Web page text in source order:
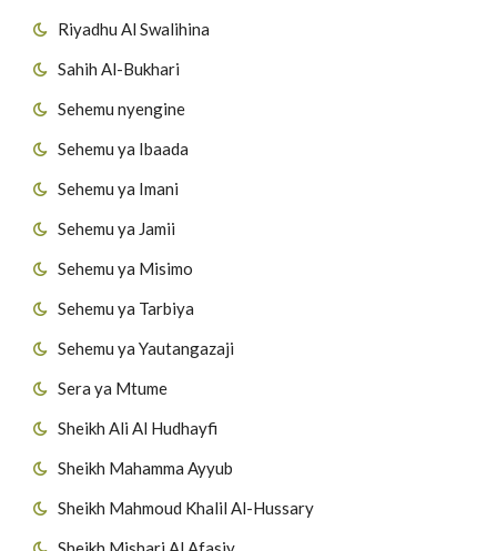
Riyadhu Al Swalihina
Sahih Al-Bukhari
Sehemu nyengine
Sehemu ya Ibaada
Sehemu ya Imani
Sehemu ya Jamii
Sehemu ya Misimo
Sehemu ya Tarbiya
Sehemu ya Yautangazaji
Sera ya Mtume
Sheikh Ali Al Hudhayfi
Sheikh Mahamma Ayyub
Sheikh Mahmoud Khalil Al-Hussary